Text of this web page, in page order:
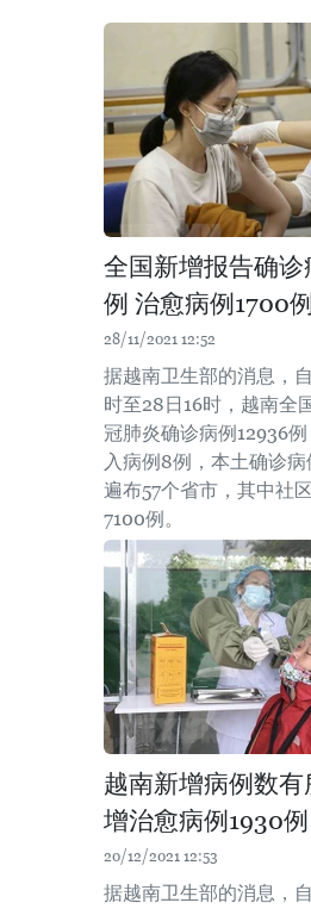
全国新增报告确诊
例 治愈病例1700例
28/11/2021 12:52
据越南卫生部的消息，
时至28日16时，越南全
冠肺炎确诊病例12936
入病例8例，本土确诊病
遍布57个省市，其中社
7100例。
越南新增病例数有
增治愈病例1930例
20/12/2021 12:53
据越南卫生部的消息，